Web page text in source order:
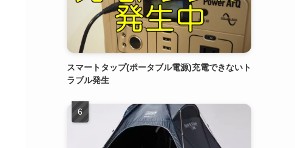
スマートタップ(ポータブル電源)充電できないト
ラブル発生